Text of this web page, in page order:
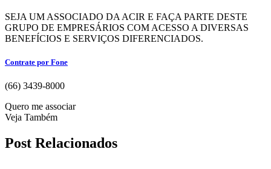
SEJA UM ASSOCIADO DA ACIR E FAÇA PARTE DESTE
GRUPO DE EMPRESÁRIOS COM ACESSO A DIVERSAS
BENEFÍCIOS E SERVIÇOS DIFERENCIADOS.
Contrate por Fone
(66) 3439-8000
Quero me associar
Veja Também
Post Relacionados